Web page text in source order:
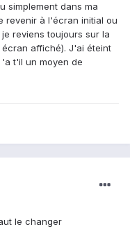
simplement dans ma
revenir à l'écran initial ou
reviens toujours sur la
affiché). J'ai éteint
t'il un moyen de
le changer